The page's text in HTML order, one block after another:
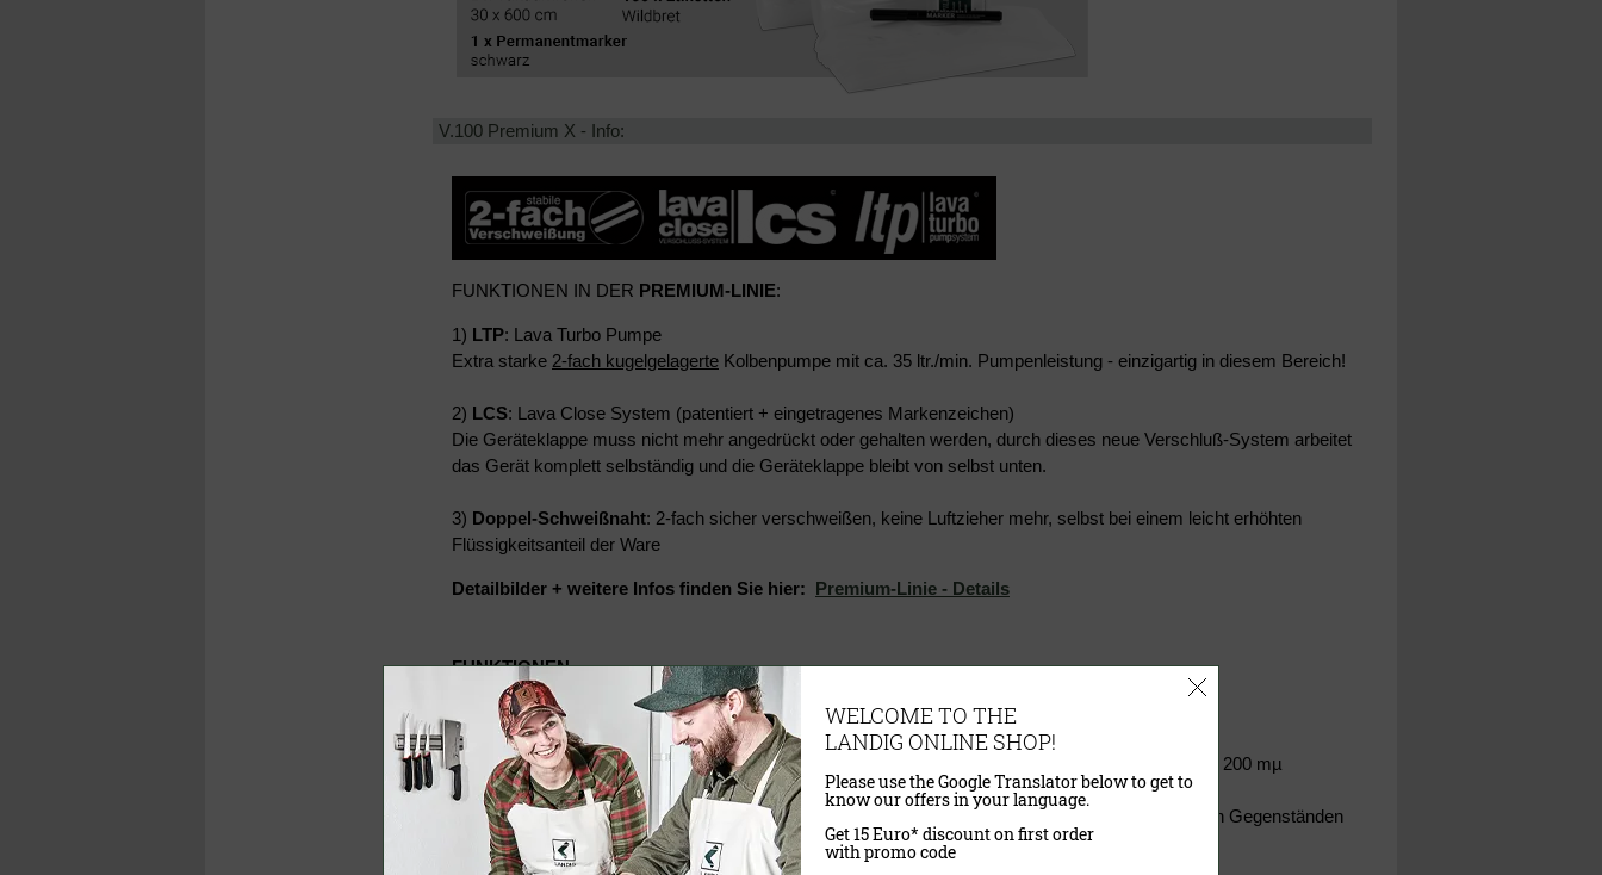
V.100 Premium X - Info:
FUNKTIONEN IN DER PREMIUM-LINIE:
1) LTP: Lava Turbo Pumpe
Extra starke 2-fach kugelgelagerte Kolbenpumpe mit ca. 35 ltr./min. Pumpenleistung - einzigartig in diesem Bereich!
2) LCS: Lava Close System (patentiert + eingetragenes Markenzeichen)
Die Geräteklappe muss nicht mehr angedrückt oder gehalten werden, durch dieses neue Verschluß-System arbeitet
das Gerät komplett selbständig und die Geräteklappe bleibt von selbst unten.
3) Doppel-Schweißnaht: 2-fach sicher verschweißen, keine Luftzieher mehr, selbst bei einem leicht erhöhten
Flüssigkeitsanteil der Ware
Detailbilder + weitere Infos finden Sie hier: Premium-Linie - Details
FUNKTIONEN
Die Geräteklappe muss dank LCS nicht mehr gehalten werden
Umschaltbar zu jeder Zeit auch auf den Behälter-Modus
Individuell einstellbare Schweißzeit - damit können Haushalts- Gewerbe- und Industrie-Folien bis 200 mµ
(Industriestärke) mit einer Breite von bis zu 340 mm verschweißt werden
Professionelles Vakuumieren und Verschweißen von Lebensmitteln, Industrieteilen und sonstigen Gegenständen
mit Folienbeuteln oder Endlosrollen
Herstellung von Folienbeuteln von individueller Länge
WELCOME TO THE
LANDIG ONLINE SHOP!
Please use the Google Translator below to get to
know our offers in your language.
Get 15 Euro* discount on first order
with promo code